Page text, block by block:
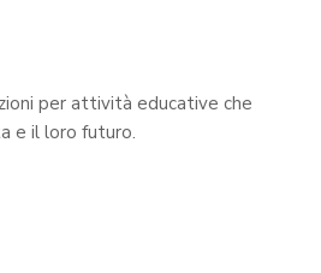
per attività educative che
e il loro futuro.